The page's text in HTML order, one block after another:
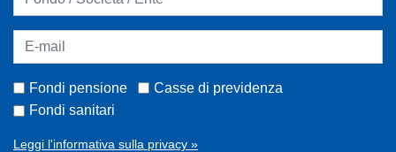
Fondi pensione
Casse di previdenza
Fondi sanitari
Leggi l'informativa sulla privacy »